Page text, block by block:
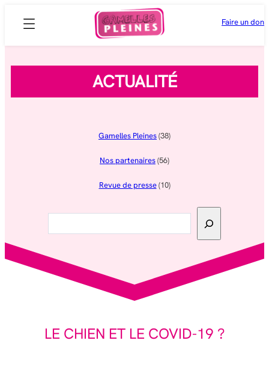
Faire un don
ACTUALITÉ
Gamelles Pleines(38)
Nos partenaires(56)
Revue de presse(10)
Rechercher
LE CHIEN ET LE COVID-19 ?